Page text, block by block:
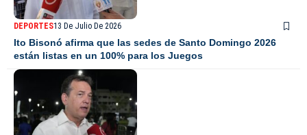
DEPORTES13 De Julio De 2026
Ito Bisonó afirma que las sedes de Santo Domingo 2026
están listas en un 100% para los Juegos